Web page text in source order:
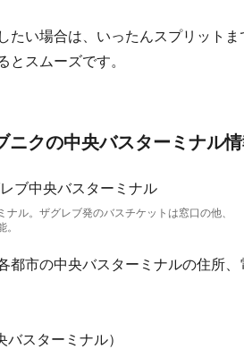
たい場合は、いったんスプリット
とスムーズです。
ニクの中央バスターミナル
ナル。ザグレブ発のバスチケットは窓口の他、
都市の中央バスターミナルの住所
スターミナル）